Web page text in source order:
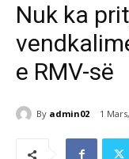
Nuk ka
e RMV-së
By admin02 1